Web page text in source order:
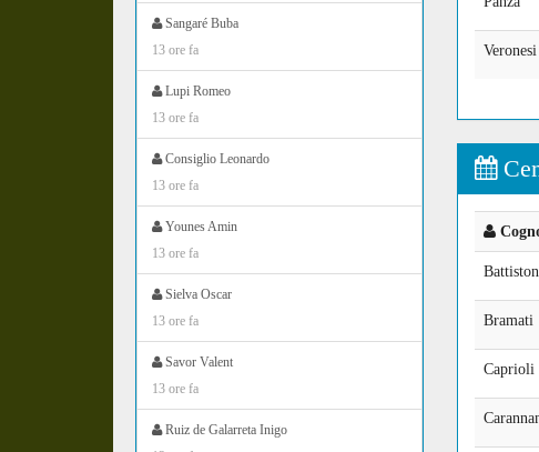
Sangaré Buba
13 ore fa
Lupi Romeo
13 ore fa
Consiglio Leonardo
13 ore fa
Younes Amin
13 ore fa
Sielva Oscar
13 ore fa
Savor Valent
13 ore fa
Ruiz de Galarreta Inigo
Veronesi
Bramati
Caprioli